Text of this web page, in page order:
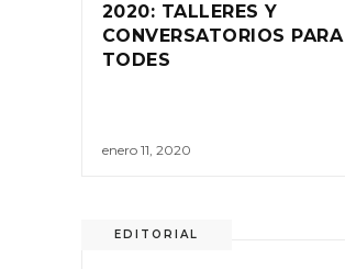
2020: TALLERES Y
CONVERSATORIOS PARA
TODES
enero 11, 2020
EDITORIAL